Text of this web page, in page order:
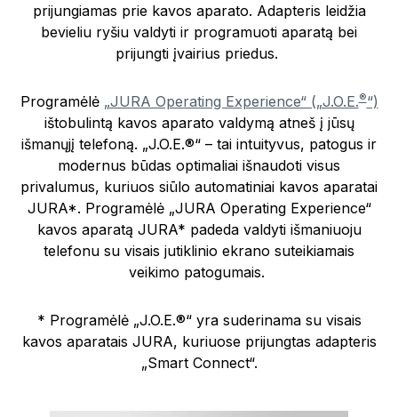
prijungiamas prie kavos aparato. Adapteris leidžia
bevieliu ryšiu valdyti ir programuoti aparatą bei
prijungti įvairius priedus.
Programėlė „JURA Operating Experience“ („J.O.E.®“)
ištobulintą kavos aparato valdymą atneš į jūsų
išmanųjį telefoną. „J.O.E.®“ – tai intuityvus, patogus ir
modernus būdas optimaliai išnaudoti visus
privalumus, kuriuos siūlo automatiniai kavos aparatai
JURA*. Programėlė „JURA Operating Experience“
kavos aparatą JURA* padeda valdyti išmaniuoju
telefonu su visais jutiklinio ekrano suteikiamais
veikimo patogumais.
* Programėlė „J.O.E.®“ yra suderinama su visais
kavos aparatais JURA, kuriuose prijungtas adapteris
„Smart Connect“.